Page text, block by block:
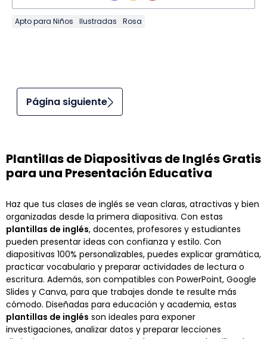
Apto para Niños Ilustradas Rosa
Página siguiente
Plantillas de Diapositivas de Inglés Gratis
para una Presentación Educativa
Haz que tus clases de inglés se vean claras, atractivas y bien
organizadas desde la primera diapositiva. Con estas
plantillas de inglés, docentes, profesores y estudiantes
pueden presentar ideas con confianza y estilo. Con
diapositivas 100% personalizables, puedes explicar gramática,
practicar vocabulario y preparar actividades de lectura o
escritura. Además, son compatibles con PowerPoint, Google
Slides y Canva, para que trabajes donde te resulte más
cómodo. Diseñadas para educación y academia, estas
plantillas de inglés son ideales para exponer
investigaciones, analizar datos y preparar lecciones